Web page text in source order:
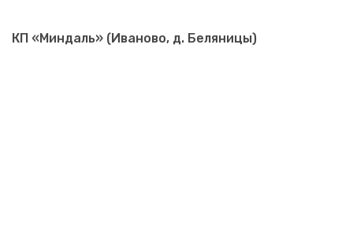
КП «Миндаль» (Иваново, д. Беляницы)